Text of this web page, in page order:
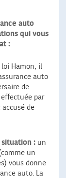
auto
qui vous
:
loi Hamon, il
auto
de
par
accusé de
situation : un
un
vous donne
auto. La